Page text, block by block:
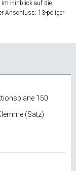
im Hinblick auf die
Anschluss: 13-poliger
150
(Satz)